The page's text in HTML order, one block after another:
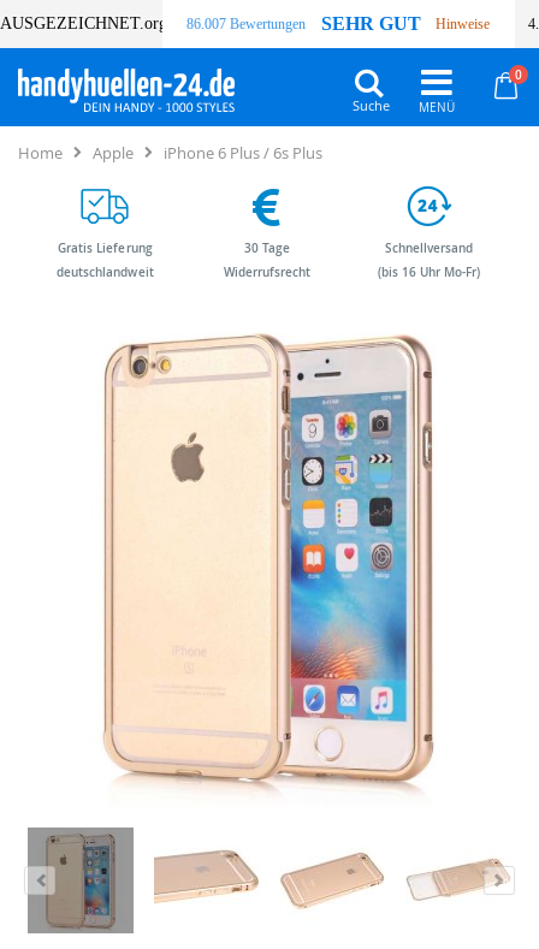
AUSGEZEICHNET.org 86.007 Bewertungen SEHR GUT Hinweise
0
Suche
Home Apple iPhone 6 Plus / 6s Plus
Gratis Lieferung
deutschlandweit
30 Tage
Widerrufsrecht
Schnellversand
(bis 16 Uhr Mo-Fr)